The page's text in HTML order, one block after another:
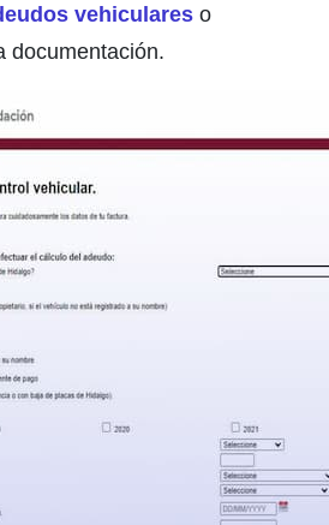
vehiculares o
documentación.